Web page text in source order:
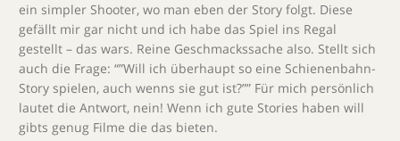
ein simpler Shooter, wo man eben der Story folgt. Diese
gefällt mir gar nicht und ich habe das Spiel ins Regal
gestellt – das wars. Reine Geschmackssache also. Stellt sich
auch die Frage: “”Will ich überhaupt so eine Schienenbahn-
Story spielen, auch wenns sie gut ist?”” Für mich persönlich
lautet die Antwort, nein! Wenn ich gute Stories haben will
gibts genug Filme die das bieten.